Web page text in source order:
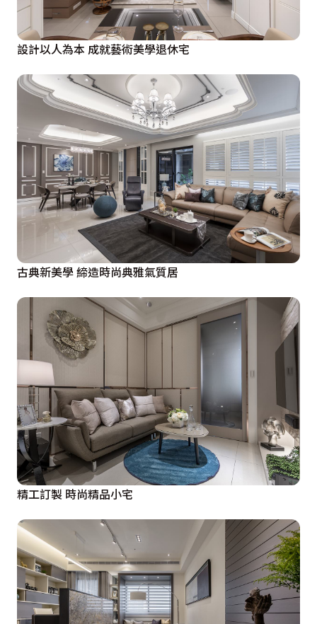
設計以人為本 成就藝術美學退休宅
古典新美學 締造時尚典雅氣質居
精工訂製 時尚精品小宅